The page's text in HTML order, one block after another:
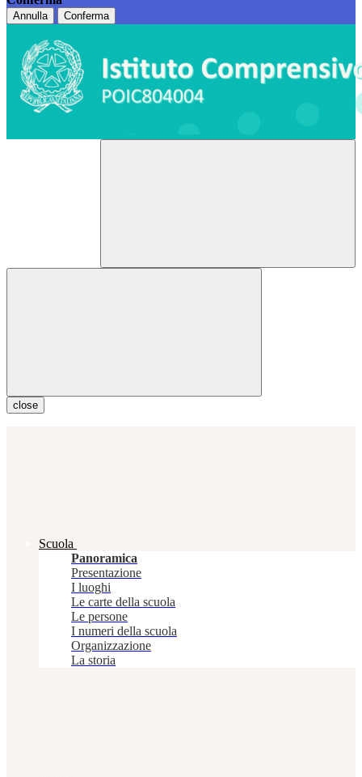
Annulla Conferma
close
Scuola
Panoramica
Presentazione
I luoghi
Le carte della scuola
Le persone
I numeri della scuola
Organizzazione
La storia